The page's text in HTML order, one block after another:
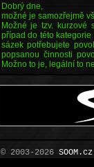
Dobrý dne,
možné je samozřejmě
Možné je tzv. kurzové
případ do této
sázek potřebujete
popsanou činnosti
Možno to je, legální to
© 2003-2026 SOOM.cz